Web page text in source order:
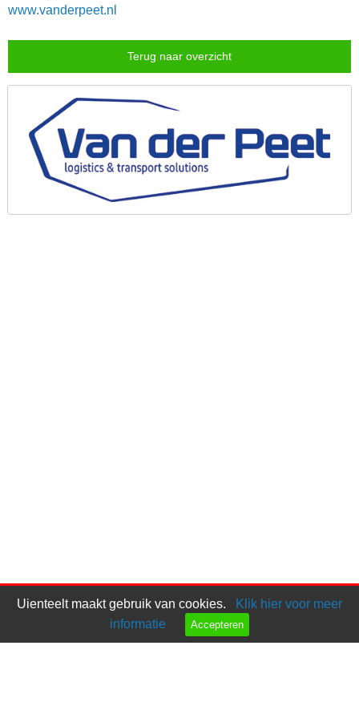
www.vanderpeet.nl
Terug naar overzicht
Uienteelt maakt gebruik van cookies.
Klik hier voor meer
informatie
Accepteren